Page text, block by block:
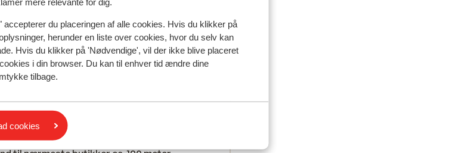
accepterer du placeringen af alle cookies. Hvis du klikker på
herunder en liste over cookies, hvor du selv kan
Hvis du klikker på 'Nødvendige', vil der ikke blive placeret
i din browser. Du kan til enhver tid ændre dine
tilbage.
cookies
til skipiste ca. 350 meter
til busstoppested til skilift ca. 190 meter
til skilift ca. 450 meter